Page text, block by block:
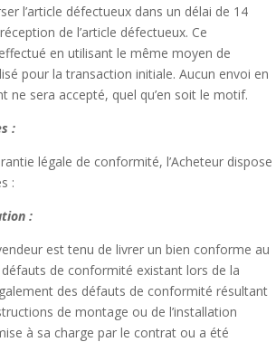
l’article défectueux dans un délai de 14
de l’article défectueux. Ce
en utilisant le même moyen de
pour la transaction initiale. Aucun envoi en
ne sera accepté, quel qu’en soit le motif.
:
légale de conformité, l’Acheteur dispose
:
:
est tenu de livrer un bien conforme au
de conformité existant lors de la
des défauts de conformité résultant
de montage ou de l’installation
à sa charge par le contrat ou a été